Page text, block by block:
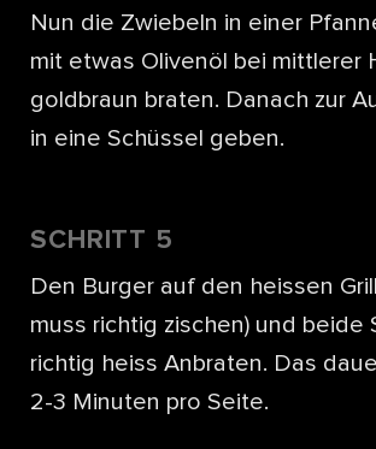
Nun die Zwiebeln in einer
mit etwas Olivenöl bei mittlerer
goldbraun braten. Danach zur
in eine Schüssel geben.
SCHRITT 5
Den Burger auf den heissen
muss richtig zischen) und beide
richtig heiss Anbraten. Das
2-3 Minuten pro Seite.